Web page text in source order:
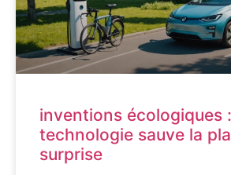
inventions écologiques
technologie sauve la
surprise